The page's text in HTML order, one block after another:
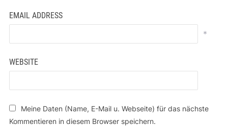
EMAIL ADDRESS
*
WEBSITE
Meine Daten (Name, E-Mail u. Webseite) für das nächste
Kommentieren in diesem Browser speichern.